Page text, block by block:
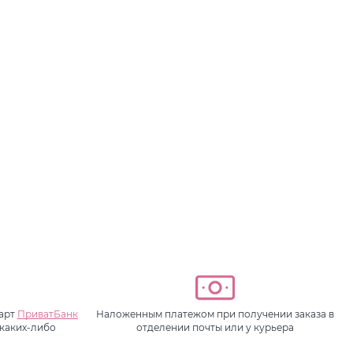
ПриватБанк
либо
Наложенным платежом при получении заказа в
отделении почты или у курьера